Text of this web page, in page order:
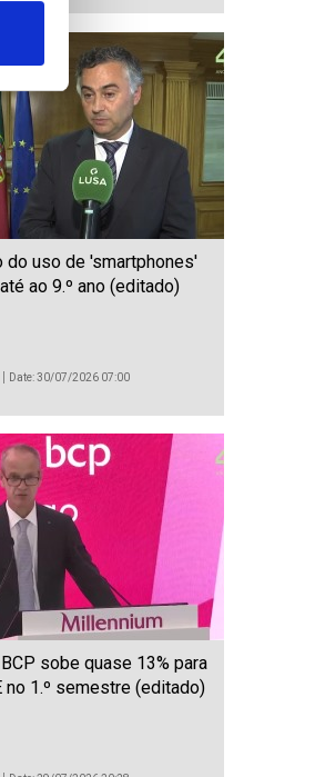
do uso de 'smartphones'
ao 9.º ano (editado)
Date: 30/07/2026 07:00
sobe quase 13% para
no 1.º semestre (editado)